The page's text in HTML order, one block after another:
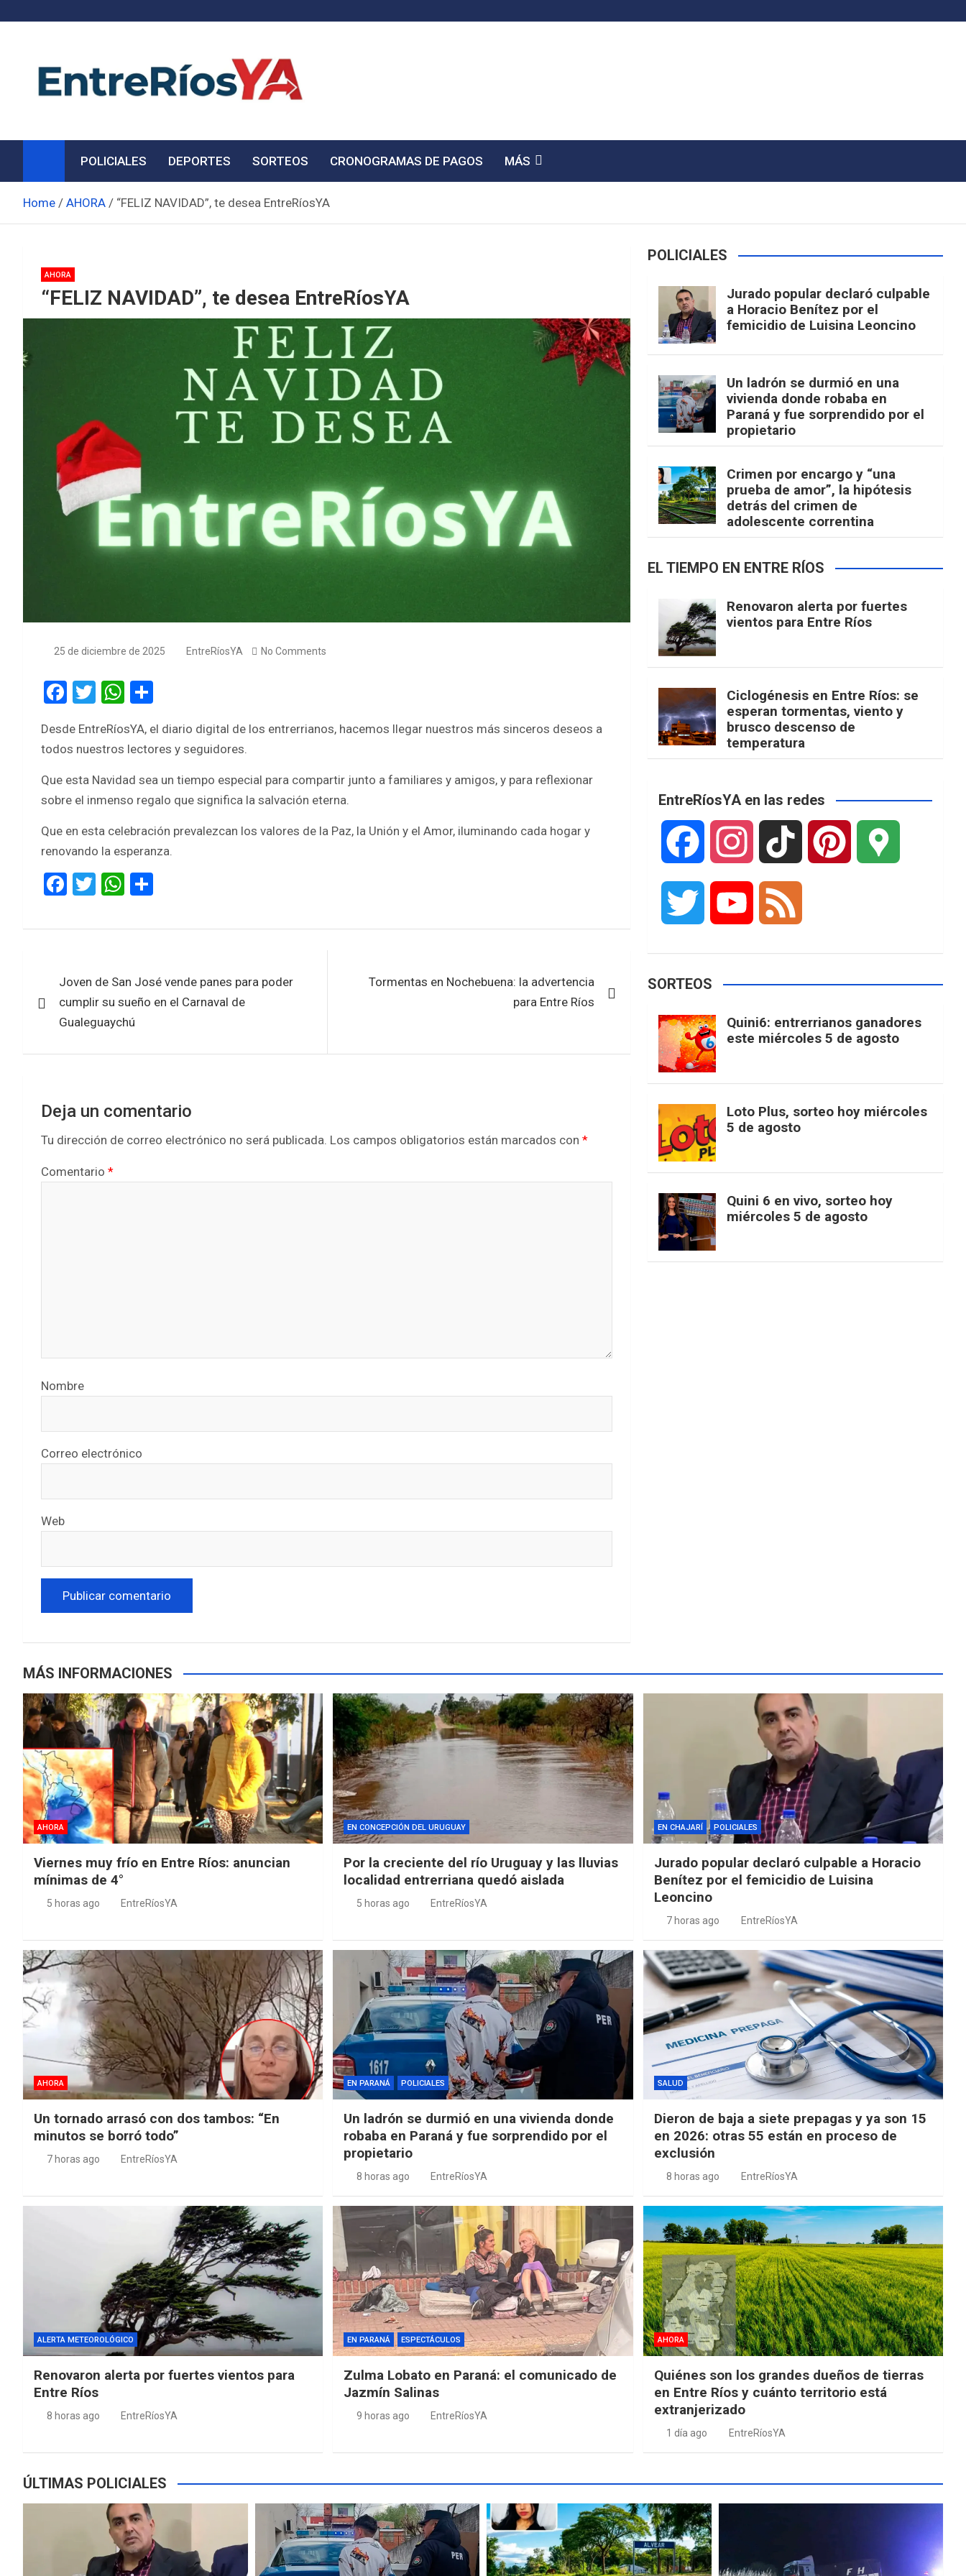
Noticias de Entre Ríos
POLICIALES DEPORTES SORTEOS CRONOGRAMAS DE PAGOS MÁS
Home AHORA “FELIZ NAVIDAD”, te desea EntreRíosYA
AHORA
“FELIZ NAVIDAD”, te desea EntreRíosYA
25 de diciembre de 2025 EntreRíosYA No Comments
F
ce
b
o
o
k
T
tt
er
W
at
s
A
p
p
ar
e
Desde EntreRíosYA, el diario digital de los entrerrianos, hacemos llegar nuestros más sinceros deseos a
todos nuestros lectores y seguidores.
Que esta Navidad sea un tiempo especial para compartir junto a familiares y amigos, y para reflexionar
sobre el inmenso regalo que significa la salvación eterna.
Que en esta celebración prevalezcan los valores de la Paz, la Unión y el Amor, iluminando cada hogar y
renovando la esperanza.
F
ce
o
o
k
T
tt
W
at
A
p
p
ar
de
entradas
Joven de San José vende panes para poder
cumplir su sueño en el Carnaval de
Gualeguaychú
Tormentas en Nochebuena: la advertencia
para Entre Ríos
Deja un comentario
Tu dirección de correo electrónico no será publicada. Los campos obligatorios están marcados con *
Comentario *
Nombre
Correo electrónico
Web
POLICIALES
Jurado popular declaró culpable
a Horacio Benítez por el
femicidio de Luisina Leoncino
Un ladrón se durmió en una
vivienda donde robaba en
Paraná y fue sorprendido por el
propietario
Crimen por encargo y “una
prueba de amor”, la hipótesis
detrás del crimen de
adolescente correntina
EL TIEMPO EN ENTRE RÍOS
Renovaron alerta por fuertes
vientos para Entre Ríos
Ciclogénesis en Entre Ríos: se
esperan tormentas, viento y
brusco descenso de
temperatura
EntreRíosYA en las redes
a
b
o
k
n
a
i
t
t
e
r
u
b
e
d
SORTEOS
Quini6: entrerrianos ganadores
este miércoles 5 de agosto
Loto Plus, sorteo hoy miércoles
5 de agosto
Quini 6 en vivo, sorteo hoy
miércoles 5 de agosto
MÁS INFORMACIONES
AHORA
Viernes muy frío en Entre Ríos: anuncian
mínimas de 4°
5 horas ago EntreRíosYA
EN CONCEPCIÓN DEL URUGUAY
Por la creciente del río Uruguay y las lluvias
localidad entrerriana quedó aislada
5 horas ago EntreRíosYA
EN CHAJARÍ POLICIALES
Jurado popular declaró culpable a Horacio
Benítez por el femicidio de Luisina
Leoncino
7 horas ago EntreRíosYA
AHORA
Un tornado arrasó con dos tambos: “En
minutos se borró todo”
7 horas ago EntreRíosYA
EN PARANÁ POLICIALES
Un ladrón se durmió en una vivienda donde
robaba en Paraná y fue sorprendido por el
propietario
8 horas ago EntreRíosYA
SALUD
Dieron de baja a siete prepagas y ya son 15
en 2026: otras 55 están en proceso de
exclusión
8 horas ago EntreRíosYA
ALERTA METEOROLÓGICO
Renovaron alerta por fuertes vientos para
Entre Ríos
8 horas ago EntreRíosYA
EN PARANÁ ESPECTÁCULOS
Zulma Lobato en Paraná: el comunicado de
Jazmín Salinas
9 horas ago EntreRíosYA
AHORA
Quiénes son los grandes dueños de tierras
en Entre Ríos y cuánto territorio está
extranjerizado
1 día ago EntreRíosYA
ÚLTIMAS POLICIALES